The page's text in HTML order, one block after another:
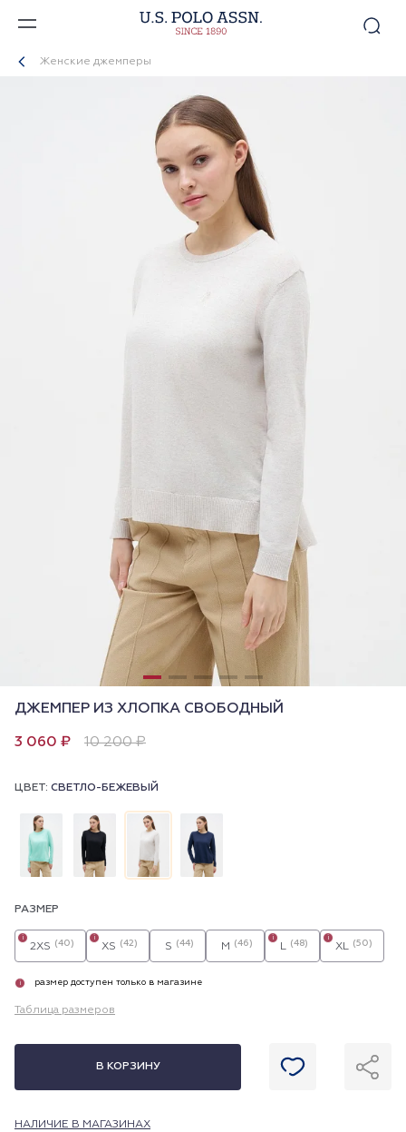
Женские джемперы
ДЖЕМПЕР ИЗ ХЛОПКА СВОБОДНЫЙ
3 060 ₽ 10 200 ₽
ЦВЕТ: СВЕТЛО-БЕЖЕВЫЙ
РАЗМЕР
2XS (40)
i
XS (42)
i
S (44) M (46) L (48)
i
XL (50)
i
i размер доступен только в магазине
Таблица размеров
В КОРЗИНУ
НАЛИЧИЕ В МАГАЗИНАХ